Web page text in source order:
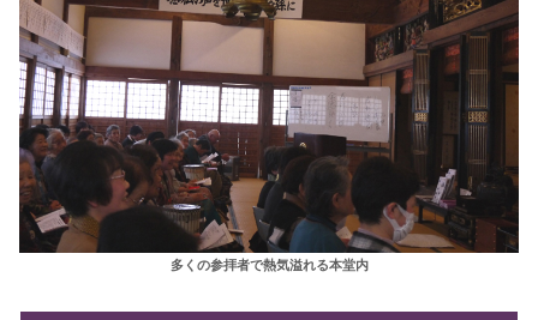
多くの参拝者で熱気溢れる本堂内